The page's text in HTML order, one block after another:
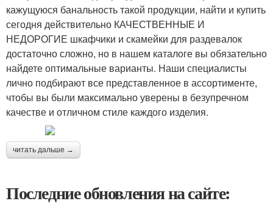
кажущуюся банальность такой продукции, найти и купить
сегодня действительно КАЧЕСТВЕННЫЕ И
НЕДОРОГИЕ шкафчики и скамейки для раздевалок
достаточно сложно, но в нашем каталоге вы обязательно
найдете оптимальные варианты. Наши специалисты
лично подбирают все представленное в ассортименте,
чтобы вы были максимально уверены в безупречном
качестве и отличном стиле каждого изделия.
читать дальше →
Последние обновления на сайте: